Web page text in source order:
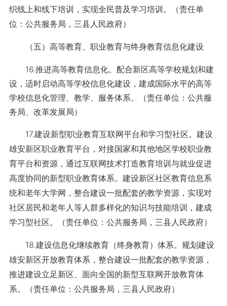
织线上和线下培训，实现全民普及学习培训。（责任单
位：公共服务局，三县人民政府）
（五）高等教育、职业教育与终身教育信息化建设
16.推进高等教育信息化。配合新区高等学校规划和建
设，适时启动高等学校信息化建设，建成国际水平的高等
学校信息化管理、教学、服务体系。（责任单位：公共服
务局、改革发展局）
17.建设新型职业教育互联网平台和学习型社区。建设
雄安新区职业教育平台，对接国家和其他地区学校职业教
育平台和资源，通过互联网技术打造教育培训与就业促进
高度协同的新型职业教育体系。建设新区社区教育信息系
统和老年大学网，整合建设一批配套的教学资源，实现对
社区居民和老年人等人群多样化的知识与技能培训，建成
学习型社区。（责任单位：公共服务局，三县人民政府）
18.建设信息化继续教育（终身教育）体系。规划建设
雄安新区开放教育体系，整合建设一批配套的教学资源，
推进建设立足新区、面向全国的新型互联网开放教育体
系。（责任单位：公共服务局，三县人民政府）